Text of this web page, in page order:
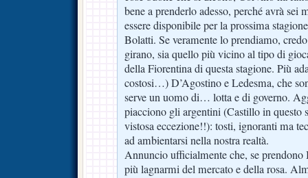
bene a prenderlo adesso, perché avrà sei
essere disponibile per la prossima
Bolatti. Se veramente lo prendiamo,
girano, sia quello più vicino al tipo di
della Fiorentina di questa stagione. Più
costosi…) D’Agostino e Ledesma, che
serve un uomo di… lotta e di governo.
piacciono gli argentini (Castillo in questo
vistosa eccezione!!): tosti, ignoranti ma
ad ambientarsi nella nostra realtà.
Annuncio ufficialmente che, se
più lagnarmi del mercato e della rosa.